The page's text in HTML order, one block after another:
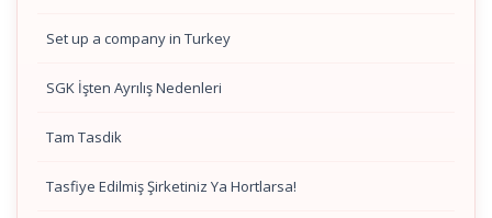
Set up a company in Turkey
SGK İşten Ayrılış Nedenleri
Tam Tasdik
Tasfiye Edilmiş Şirketiniz Ya Hortlarsa!